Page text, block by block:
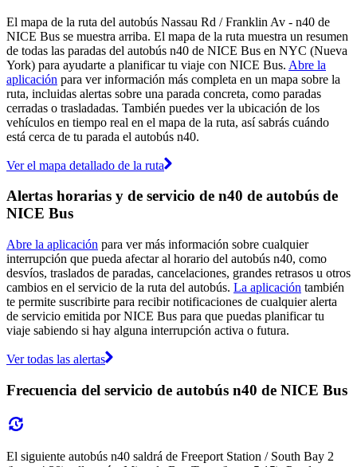
El mapa de la ruta del autobús Nassau Rd / Franklin Av - n40 de
NICE Bus se muestra arriba. El mapa de la ruta muestra un resumen
de todas las paradas del autobús n40 de NICE Bus en NYC (Nueva
York) para ayudarte a planificar tu viaje con NICE Bus. Abre la
aplicación para ver información más completa en un mapa sobre la
ruta, incluidas alertas sobre una parada concreta, como paradas
cerradas o trasladadas. También puedes ver la ubicación de los
vehículos en tiempo real en el mapa de la ruta, así sabrás cuándo
está cerca de tu parada el autobús n40.
Ver el mapa detallado de la ruta
Alertas horarias y de servicio de n40 de autobús de
NICE Bus
Abre la aplicación para ver más información sobre cualquier
interrupción que pueda afectar al horario del autobús n40, como
desvíos, traslados de paradas, cancelaciones, grandes retrasos u otros
cambios en el servicio de la ruta del autobús. La aplicación también
te permite suscribirte para recibir notificaciones de cualquier alerta
de servicio emitida por NICE Bus para que puedas planificar tu
viaje sabiendo si hay alguna interrupción activa o futura.
Ver todas las alertas
Frecuencia del servicio de autobús n40 de NICE Bus
El siguiente autobús n40 saldrá de Freeport Station / South Bay 2